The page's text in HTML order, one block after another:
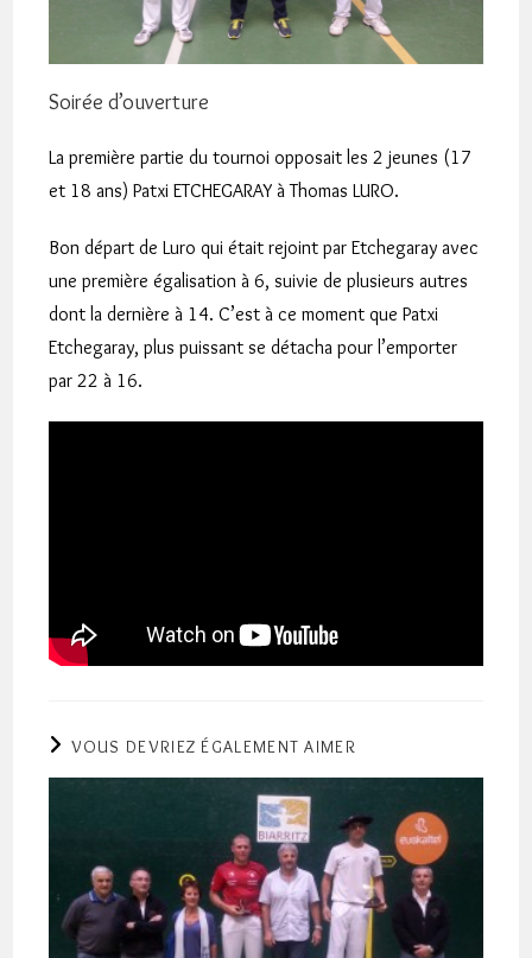
Soirée d’ouverture
La première partie du tournoi opposait les 2 jeunes (17
et 18 ans) Patxi ETCHEGARAY à Thomas LURO.
Bon départ de Luro qui était rejoint par Etchegaray avec
une première égalisation à 6, suivie de plusieurs autres
dont la dernière à 14. C’est à ce moment que Patxi
Etchegaray, plus puissant se détacha pour l’emporter
par 22 à 16.
VOUS DEVRIEZ ÉGALEMENT AIMER